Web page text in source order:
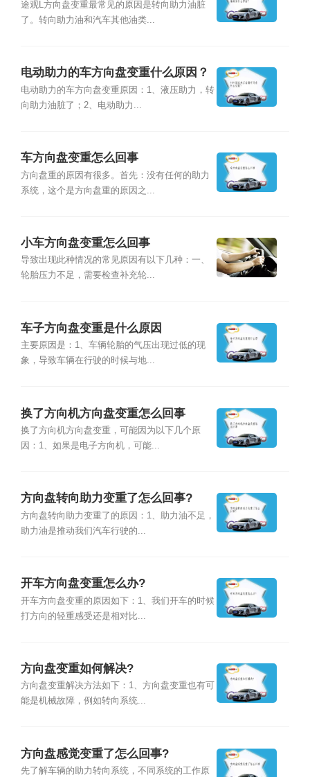
途观L方向盘变重最常见的原因是转向助力油脏
了。转向助力油和汽车其他油类...
电动助力的车方向盘变重什么原因？
电动助力的车方向盘变重原因：1、液压助力，转
向助力油脏了；2、电动助力...
车方向盘变重怎么回事
方向盘重的原因有很多。首先：没有任何的助力
系统，这个是方向盘重的原因之...
小车方向盘变重怎么回事
导致出现此种情况的常见原因有以下几种：一、
轮胎压力不足，需要检查补充轮...
车子方向盘变重是什么原因
主要原因是：1、车辆轮胎的气压出现过低的现
象，导致车辆在行驶的时候与地...
换了方向机方向盘变重怎么回事
换了方向机方向盘变重，可能因为以下几个原
因：1、如果是电子方向机，可能...
方向盘转向助力变重了怎么回事?
方向盘转向助力变重了的原因：1、助力油不足，
助力油是推动我们汽车行驶的...
开车方向盘变重怎么办?
开车方向盘变重的原因如下：1、我们开车的时候
打方向的轻重感受还是相对比...
方向盘变重如何解决?
方向盘变重解决方法如下：1、方向盘变重也有可
能是机械故障，例如转向系统...
方向盘感觉变重了怎么回事?
先了解车辆的助力转向系统，不同系统的工作原